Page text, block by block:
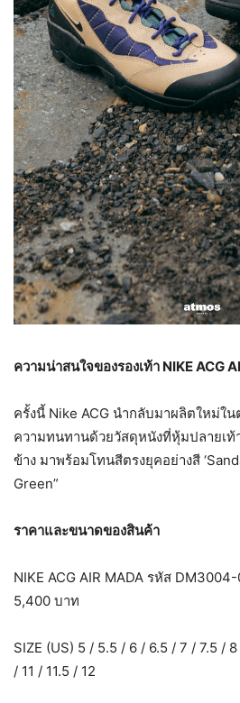
ความน่าสนใจของรองเท้า NIKE ACG
ครั้งนี้ Nike ACG นำกลับมาผลิตใหม่ใ
ความทนทานด้วยวัสดุหนังที่หุ้มปลายเท้
ข้าง มาพร้อมโทนสีตรงยุคอย่างสี
Green”
ราคาและขนาดของสินค้า
NIKE ACG AIR MADA รหัส
5,400 บาท
SIZE (US) 5 / 5.5 / 6 / 6.5 / 7 / 7.5 /
/ 11 / 11.5 / 12